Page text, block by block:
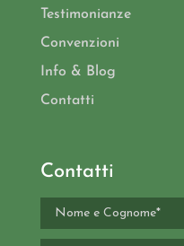
Testimonianze
Convenzioni
Info & Blog
Contatti
Contatti